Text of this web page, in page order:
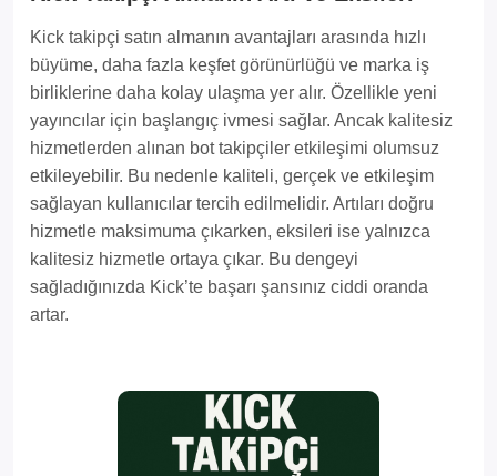
Kick takipçi satın almanın avantajları arasında hızlı
büyüme, daha fazla keşfet görünürlüğü ve marka iş
birliklerine daha kolay ulaşma yer alır. Özellikle yeni
yayıncılar için başlangıç ivmesi sağlar. Ancak kalitesiz
hizmetlerden alınan bot takipçiler etkileşimi olumsuz
etkileyebilir. Bu nedenle kaliteli, gerçek ve etkileşim
sağlayan kullanıcılar tercih edilmelidir. Artıları doğru
hizmetle maksimuma çıkarken, eksileri ise yalnızca
kalitesiz hizmetle ortaya çıkar. Bu dengeyi
sağladığınızda Kick’te başarı şansınız ciddi oranda
artar.